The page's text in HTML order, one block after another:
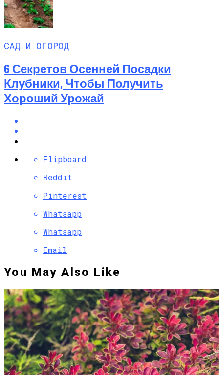
САД И ОГОРОД
6 Секретов Осенней Посадки
Клубники, Чтобы Получить
Хороший Урожай
Flipboard
Reddit
Pinterest
Whatsapp
Whatsapp
Email
You May Also Like